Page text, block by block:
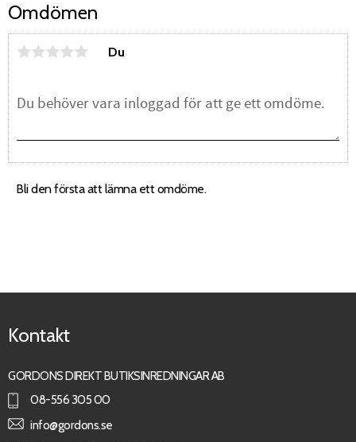
Omdömen
Du
Bli den första att lämna ett omdöme.
Kontakt
GORDONS DIREKT BUTIKSINREDNINGAR AB
08-556 305 00
info@gordons.se